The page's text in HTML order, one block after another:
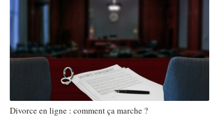
Divorce en ligne : comment ça marche ?